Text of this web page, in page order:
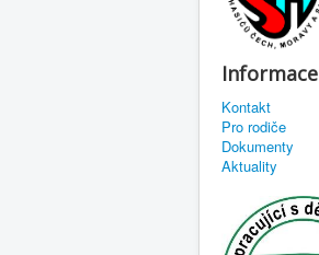
Informace
Kontakt
Pro rodiče
Dokumenty
Aktuality